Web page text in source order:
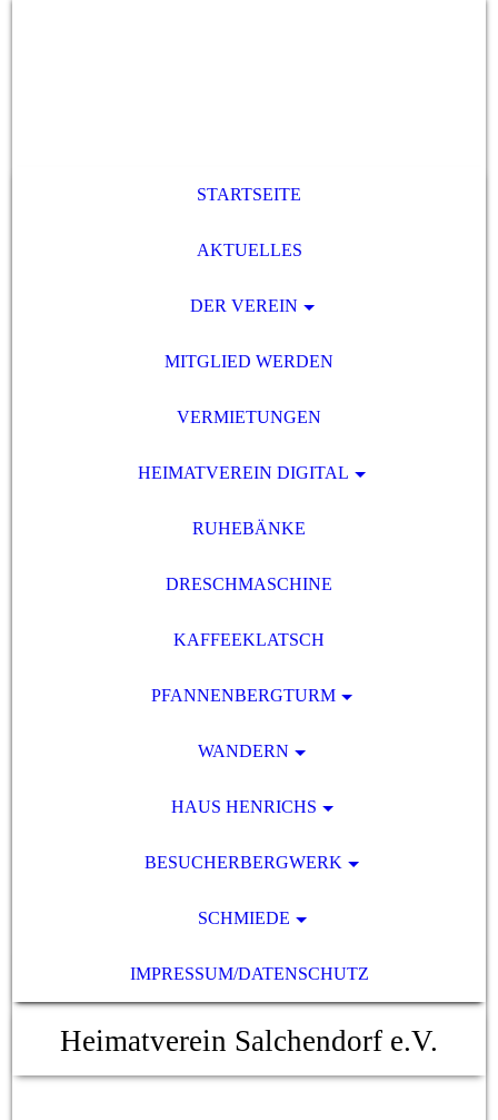
STARTSEITE
AKTUELLES
DER VEREIN
MITGLIED WERDEN
VERMIETUNGEN
HEIMATVEREIN DIGITAL
RUHEBÄNKE
DRESCHMASCHINE
KAFFEEKLATSCH
PFANNENBERGTURM
WANDERN
HAUS HENRICHS
BESUCHERBERGWERK
SCHMIEDE
IMPRESSUM/DATENSCHUTZ
Heimatverein Salchendorf e.V.